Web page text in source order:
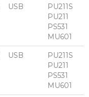
USB
PU211S
PU211
PS531
MU601
USB
PU211S
PU211
PS531
MU601